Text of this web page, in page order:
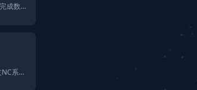
SolarSecurity成功恢复了某房地产公司因rmallox勒索病毒导致的加密数据。此次攻击通过NAS系统服务器漏洞入侵，并在24小时内完成数据解密和系统修复。团队还进行了后门排查和系统加固，并提供了全面的安全评估和渗透测试服务，确保系统免受未来威胁。
SolarSecurity通过多款国产内网渗透工具，成功恢复了一家影视公司在勒索病毒攻击中被加密的数十台虚拟机数据。攻击者利用用友NC系统漏洞和内网工具实施勒索，最终公司通过渗透测试和漏洞修复恢复了22.45TB的加密数据，并对系统进行全面的安全加固。